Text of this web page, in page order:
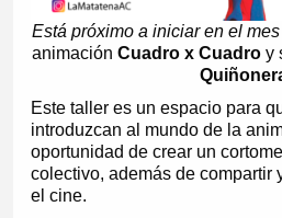
Está próximo a iniciar en el
animación Cuadro x Cuadroy
Este taller es un espacio para
introduzcan al mundo de la
oportunidad de crear un
colectivo, además de compartir
el cine.